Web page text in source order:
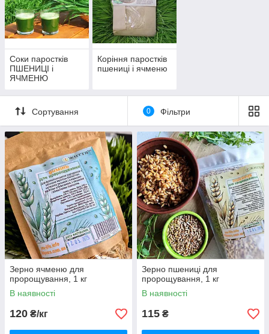
випробування в космічній індустрії, що дає змогу досягти
оптимальної кількості корисних речовин у кінцевому
екологічно чистому продукті.
Соки паростків
ПШЕНИЦІ і
ЯЧМЕНЮ
Коріння паростків
пшениці і ячменю
Сортування 0 Фільтри
Зерно ячменю для
пророщування, 1 кг
В наявності
120 ₴/кг
Зерно пшениці для
пророщування, 1 кг
В наявності
115 ₴